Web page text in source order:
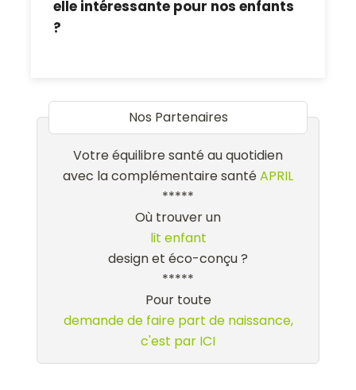
elle intéressante pour nos enfants
?
Nos Partenaires
Votre équilibre santé au quotidien
avec la complémentaire santéAPRIL
*****
Où trouver un
lit enfant
design et éco-conçu ?
*****
Pour toute
demande de faire part de naissance,
c'est par ICI